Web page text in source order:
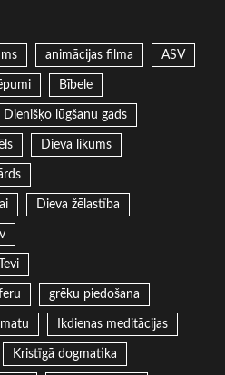
animācijas filma ASV
Bībele
Dienišķo lūgšanu gads
Dieva likums
Dieva žēlastība
grēku piedošana
Ikdienas meditācijas
Kristīgā dogmatika